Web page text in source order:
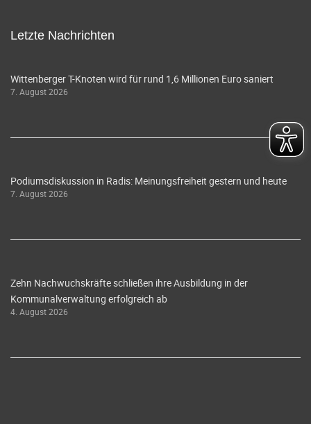
Letzte Nachrichten
Wittenberger T-Knoten wird für rund 1,6 Millionen Euro saniert
7. August 2026
Podiumsdiskussion in Radis: Meinungsfreiheit gestern und heute
7. August 2026
Zehn Nachwuchskräfte schließen ihre Ausbildung in der
Kommunalverwaltung erfolgreich ab
4. August 2026